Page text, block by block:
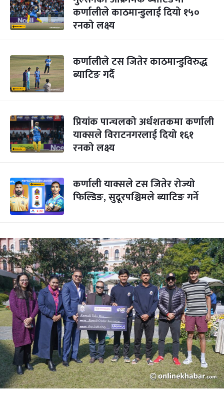
कर्णालीले काठमान्डुलाई दियो १५०
रनको लक्ष्य
कर्णालीले टस जितेर काठमान्डुविरुद्ध
ब्याटिङ गर्दै
प्रियांक पान्चलको अर्धशतकमा कर्णाली
याक्सले विराटनगरलाई दियो १६१
रनको लक्ष्य
कर्णाली याक्सले टस जितेर रोज्यो
फिल्डिङ, सुदूरपश्चिमले ब्याटिङ गर्ने